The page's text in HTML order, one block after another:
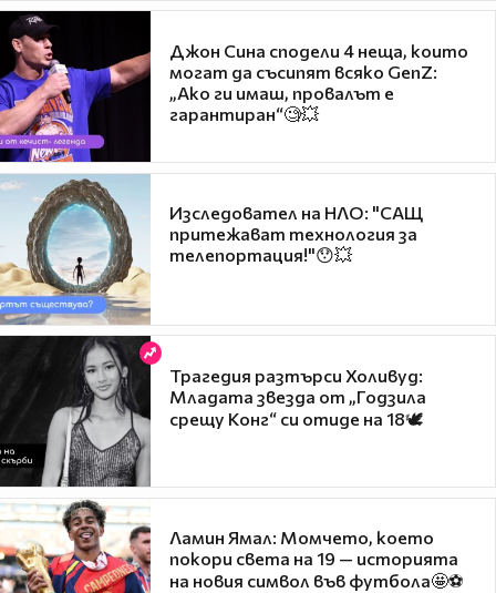
Джон Сина сподели 4 неща, които
могат да съсипят всяко GenZ:
„Ако ги имаш, провалът е
гарантиран“🧐💥
Изследовател на НЛО: "САЩ
притежават технология за
телепортация!"😯💥
Трагедия разтърси Холивуд:
Младата звезда от „Годзила
срещу Конг“ си отиде на 18🕊️
Ламин Ямал: Момчето, което
покори света на 19 — историята
на новия символ във футбола🤩⚽